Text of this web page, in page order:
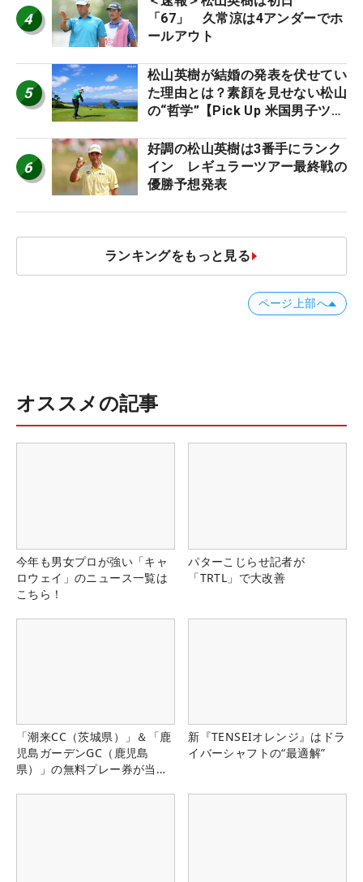
4
「67」 久常涼は4アンダーでホ
ールアウト
5
松山英樹が結婚の発表を伏せてい
た理由とは？素顔を見せない松山
の“哲学”【Pick Up 米国男子ツア
6
好調の松山英樹は3番手にランク
イン レギュラーツアー最終戦の
優勝予想発表
ランキングをもっと見る
ページ上部へ
オススメの記事
今年も男女プロが強い「キャ
ロウェイ」のニュース一覧は
こちら！
パターこじらせ記者が
「TRTL」で大改善
「潮来CC（茨城県）」＆「鹿
児島ガーデンGC（鹿児島
県）」の無料プレー券が当た
新『TENSEIオレンジ』はドラ
イバーシャフトの“最適解”